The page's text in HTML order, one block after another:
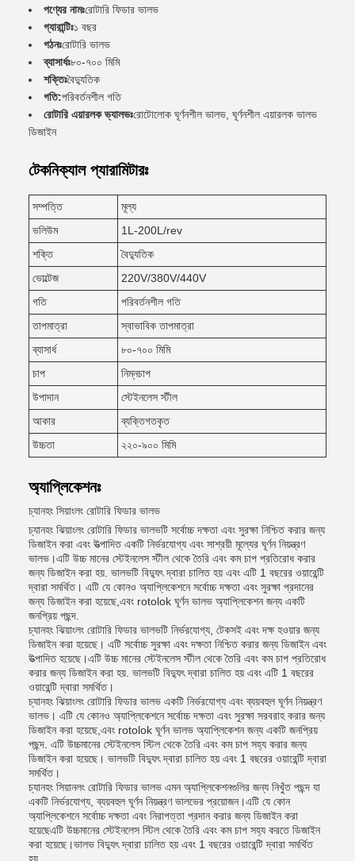
পণ্যের নামঃরোটারি ফিডার ভালভ
গ্যারান্টিঃ১ বছর
গঠনঃরোটারি ভালভ
ব্যাসার্ধঃ৮০-৭০০ মিমি
শক্তিঃবৈদ্যুতিক
গতি:পরিবর্তনশীল গতি
রোটারি এয়ারলক ভ্যালভঃরোটোলোক ঘূর্ণনশীল ভালভ, ঘূর্ণনশীল এয়ারলক ভালভ
ডিজাইন
টেকনিক্যাল প্যারামিটারঃ
সম্পত্তি
মূল্য
ভলিউম
1L-200L/rev
শক্তি
বৈদ্যুতিক
ভোল্টেজ
220V/380V/440V
গতি
পরিবর্তনশীল গতি
তাপমাত্রা
স্বাভাবিক তাপমাত্রা
ব্যাসার্ধ
৮০-৭০০ মিমি
চাপ
নিম্নচাপ
উপাদান
স্টেইনলেস স্টীল
আকার
ব্যক্তিগতকৃত
উচ্চতা
২২০-৯০০ মিমি
অ্যাপ্লিকেশনঃ
চ্যানহং সিয়াংলং রোটারি ফিডার ভালভ
চ্যানহং ঝিয়াংলং রোটারি ফিডার ভালভটি সর্বোচ্চ দক্ষতা এবং সুরক্ষা নিশ্চিত করার জন্য
ডিজাইন করা এবং উত্পাদিত একটি নির্ভরযোগ্য এবং সাশ্রয়ী মূল্যের ঘূর্ণন নিয়ন্ত্রণ
ভালভ।এটি উচ্চ মানের স্টেইনলেস স্টীল থেকে তৈরি এবং কম চাপ প্রতিরোধ করার
জন্য ডিজাইন করা হয়. ভালভটি বিদ্যুৎ দ্বারা চালিত হয় এবং এটি 1 বছরের ওয়ারেন্টি
দ্বারা সমর্থিত। এটি যে কোনও অ্যাপ্লিকেশনে সর্বোচ্চ দক্ষতা এবং সুরক্ষা প্রদানের
জন্য ডিজাইন করা হয়েছে,এবং rotolok ঘূর্ণন ভালভ অ্যাপ্লিকেশন জন্য একটি
জনপ্রিয় পছন্দ.
চ্যানহং ঝিয়াংলং রোটারি ফিডার ভালভটি নির্ভরযোগ্য, টেকসই এবং দক্ষ হওয়ার জন্য
ডিজাইন করা হয়েছে। এটি সর্বোচ্চ সুরক্ষা এবং দক্ষতা নিশ্চিত করার জন্য ডিজাইন এবং
উত্পাদিত হয়েছে।এটি উচ্চ মানের স্টেইনলেস স্টীল থেকে তৈরি এবং কম চাপ প্রতিরোধ
করার জন্য ডিজাইন করা হয়. ভালভটি বিদ্যুৎ দ্বারা চালিত হয় এবং এটি 1 বছরের
ওয়ারেন্টি দ্বারা সমর্থিত।
চ্যানহং ঝিয়াংলং রোটারি ফিডার ভালভ একটি নির্ভরযোগ্য এবং ব্যয়বহুল ঘূর্ণন নিয়ন্ত্রণ
ভালভ। এটি যে কোনও অ্যাপ্লিকেশনে সর্বোচ্চ দক্ষতা এবং সুরক্ষা সরবরাহ করার জন্য
ডিজাইন করা হয়েছে,এবং rotolok ঘূর্ণন ভালভ অ্যাপ্লিকেশন জন্য একটি জনপ্রিয়
পছন্দ. এটি উচ্চমানের স্টেইনলেস স্টিল থেকে তৈরি এবং কম চাপ সহ্য করার জন্য
ডিজাইন করা হয়েছে। ভালভটি বিদ্যুৎ দ্বারা চালিত হয় এবং 1 বছরের ওয়ারেন্টি দ্বারা
সমর্থিত।
চ্যানহং সিয়ানলং রোটারি ফিডার ভালভ এমন অ্যাপ্লিকেশনগুলির জন্য নিখুঁত পছন্দ যা
একটি নির্ভরযোগ্য, ব্যয়বহুল ঘূর্ণন নিয়ন্ত্রণ ভালভের প্রয়োজন।এটি যে কোন
অ্যাপ্লিকেশনে সর্বোচ্চ দক্ষতা এবং নিরাপত্তা প্রদান করার জন্য ডিজাইন করা
হয়েছেএটি উচ্চমানের স্টেইনলেস স্টিল থেকে তৈরি এবং কম চাপ সহ্য করতে ডিজাইন
করা হয়েছে।ভালভ বিদ্যুৎ দ্বারা চালিত হয় এবং 1 বছরের ওয়ারেন্টি দ্বারা সমর্থিত